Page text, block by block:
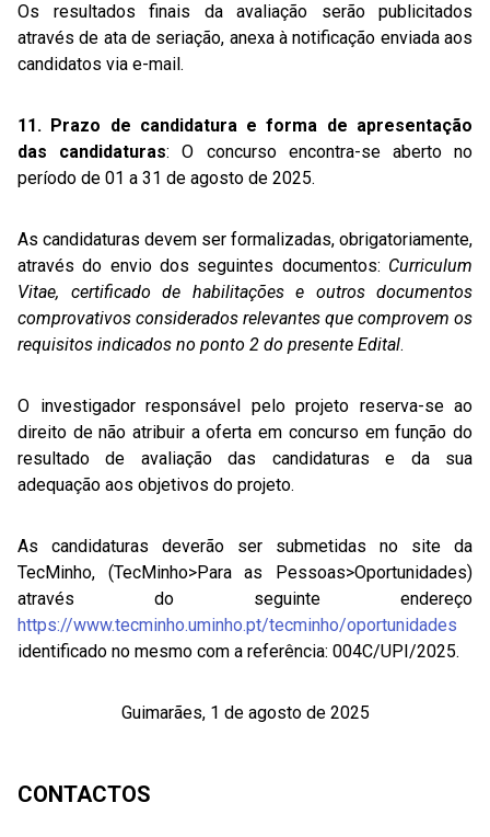
Os resultados finais da avaliação serão publicitados
através de ata de seriação, anexa à notificação enviada aos
candidatos via e-mail.
11. Prazo de candidatura e forma de apresentação
das candidaturas: O concurso encontra-se aberto no
período de 01 a 31 de agosto de 2025.
As candidaturas devem ser formalizadas, obrigatoriamente,
através do envio dos seguintes documentos: Curriculum
Vitae, certificado de habilitações e outros documentos
comprovativos considerados relevantes que comprovem os
requisitos indicados no ponto 2 do presente Edital.
O investigador responsável pelo projeto reserva-se ao
direito de não atribuir a oferta em concurso em função do
resultado de avaliação das candidaturas e da sua
adequação aos objetivos do projeto.
As candidaturas deverão ser submetidas no site da
TecMinho, (TecMinho>Para as Pessoas>Oportunidades)
através do seguinte endereço
https://www.tecminho.uminho.pt/tecminho/oportunidades
identificado no mesmo com a referência: 004C/UPI/2025.
Guimarães, 1 de agosto de 2025
CONTACTOS